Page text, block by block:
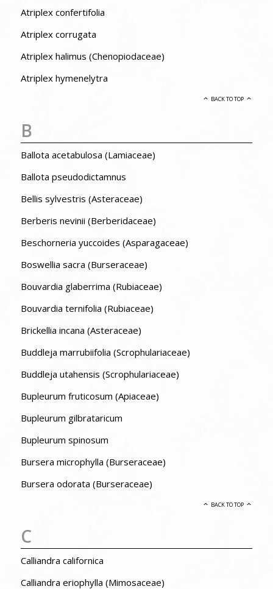
Atriplex confertifolia
Atriplex corrugata
Atriplex halimus (Chenopiodaceae)
Atriplex hymenelytra
BACK TO TOP
B
Ballota acetabulosa (Lamiaceae)
Ballota pseudodictamnus
Bellis sylvestris (Asteraceae)
Berberis nevinii (Berberidaceae)
Beschorneria yuccoides (Asparagaceae)
Boswellia sacra (Burseraceae)
Bouvardia glaberrima (Rubiaceae)
Bouvardia ternifolia (Rubiaceae)
Brickellia incana (Asteraceae)
Buddleja marrubiifolia (Scrophulariaceae)
Buddleja utahensis (Scrophulariaceae)
Bupleurum fruticosum (Apiaceae)
Bupleurum gilbrataricum
Bupleurum spinosum
Bursera microphylla (Burseraceae)
Bursera odorata (Burseraceae)
BACK TO TOP
C
Calliandra californica
Calliandra eriophylla (Mimosaceae)